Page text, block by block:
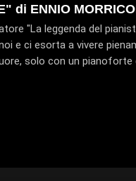
di ENNIO
"La leggenda del
e ci esorta a vivere
solo con un